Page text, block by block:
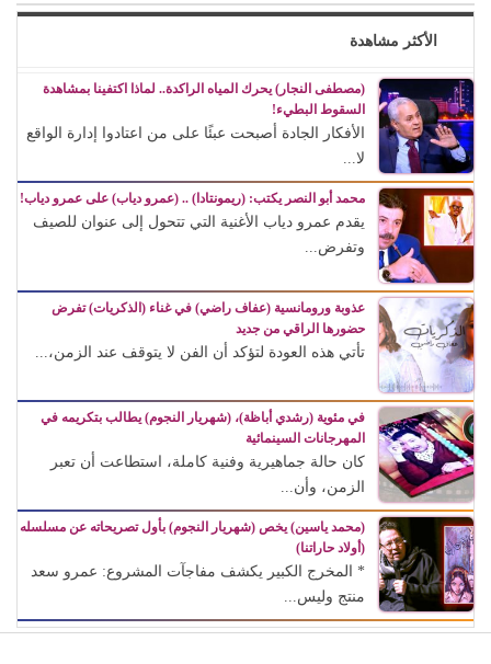
الأكثر مشاهدة
(مصطفى النجار) يحرك المياه الراكدة.. لماذا اكتفينا بمشاهدة
السقوط البطيء!
الأفكار الجادة أصبحت عبئًا على من اعتادوا إدارة الواقع
لا...
محمد أبو النصر يكتب: (ريمونتادا) .. (عمرو دياب) على عمرو دياب!
يقدم عمرو دياب الأغنية التي تتحول إلى عنوان للصيف
وتفرض...
عذوبة ورومانسية (عفاف راضي) في غناء (الذكريات) تفرض
حضورها الراقي من جديد
تأتي هذه العودة لتؤكد أن الفن لا يتوقف عند الزمن،...
في مئوية (رشدي أباظة)، (شهريار النجوم) يطالب بتكريمه في
المهرجانات السينمائية
كان حالة جماهيرية وفنية كاملة، استطاعت أن تعبر
الزمن، وأن...
(محمد ياسين) يخص (شهريار النجوم) بأول تصريحاته عن مسلسله
(أولاد حاراتنا)
* المخرج الكبير يكشف مفاجآت المشروع: عمرو سعد
منتج وليس...